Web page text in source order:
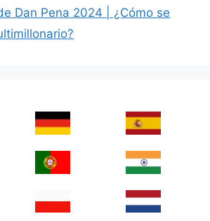
Dan Pena 2024 | ¿Cómo se